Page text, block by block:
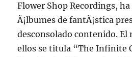
Flower Shop Recordings,
Ã¡lbumes de fantÃ¡stica
desconsolado contenido. El
ellos se titula “The Infinite